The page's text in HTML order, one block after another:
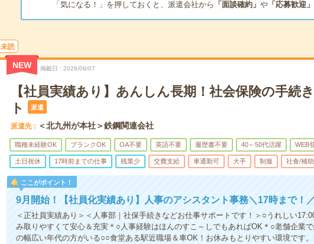
「気になる！」を押しておくと、派遣会社から 「面談確約」 や「応募歓迎」
未読
NEW 掲載日 2026/08/07
【社員実績あり】あんしん長期！社会保険の手続
ト
派遣
派遣先 ＜北九州が本社＞鉄鋼関連会社
職種未経験OK ブランクOK OA不要 英語不要 履歴書不要 40～50代活躍 WEB
土日祝休 17時前までの仕事 残業少 交費支給 車通勤可 大手 制服 社食/補
ここがポイント！
9月開始！【社員化実績あり】人事のアシスタント事務＼17時まで！／
＜正社員実績あり＞＜人事部｜社保手続きなどお仕事サポートです！＞○うれしい
み取りやすくて安心＆充実＊○人事経験はほんのすこ～しでもあればOK＊○老舗企業
の幅広い年代の方がいる○○食堂ある駅近職場＆車OK！お休みもとりやすい環境です